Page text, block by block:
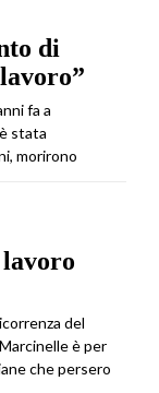
di
fa a
stata
morirono
del
è per
che persero